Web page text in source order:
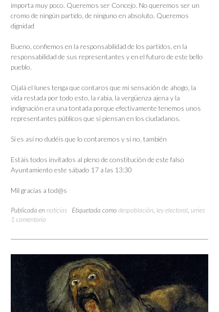
importa muy poco. Queremos ser Concejo. No queremos ser un
cromo de ningún partido, de ninguno en absoluto. Queremos
dignidad
Bueno, confiemos en la responsabilidad de los partidos, en la
responsabilidad de sus representantes y en el futuro de este bello
pueblo.
Ojalá el lunes tenga que contaros que mi sensación de ahogo, la
vida restada por todo esto, la rabia, la vergüenza ajena y la
indignación era una tontada porque efectivamente tenemos unos
representantes públicos que sí piensan en los ciudadanos.
Sí es así no dudéis que lo contaremos y si no, también
Estáis todos invitados al pleno de constitución de este falso
Ayuntamiento este sábado 17 a las 13:30
Mil gracias a tod@s
Publicada en noticias Etiquetada como despoblación ley electoral urries
1 comentario